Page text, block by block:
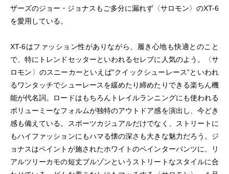
ザーズのジョー・ジョナスもご多分に漏れず〈サロモン〉のXT-6
を愛用している。
XT-6はファッション性がありながら、履き心地も快適とのこと
で、特にトレンドセッターといわれるセレブに人気のよう。〈サ
ロモン〉のスニーカーといえば“クイックシューレース”といわれ
るワンタッチでシューレースを緩めたり締めたりできる楽ちん機
能が代名詞。ロードはもちろんトレイルランニングにも使われる
ボリューミーなフォルムが独特のアウトドア感を演出し、今どき
感も備えている。スポーツカジュアルだけでなく、ストリートに
もハイファッションにもハマる懐の深さも大きな魅力だろう。ジ
ョナスはペイントが施されたホワイトのペインターパンツに、リ
アルツリーカモの短丈ブルゾンというストリートなスタイルに合